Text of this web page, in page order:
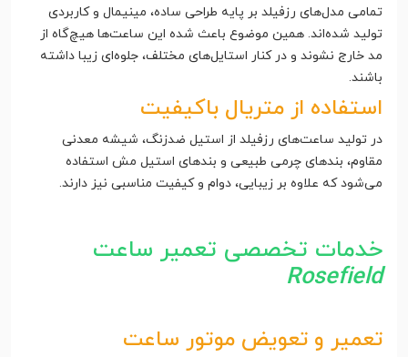
تمامی مدل‌های رزفیلد بر پایه طراحی ساده، مینیمال و کاربردی
تولید شده‌اند. همین موضوع باعث شده این ساعت‌ها هیچ‌گاه از
مد خارج نشوند و در کنار استایل‌های مختلف، جلوه‌ای زیبا داشته
باشند.
استفاده از متریال باکیفیت
در تولید ساعت‌های رزفیلد از استیل ضدزنگ، شیشه معدنی
مقاوم، بندهای چرمی طبیعی و بندهای استیل مش استفاده
می‌شود که علاوه بر زیبایی، دوام و کیفیت مناسبی نیز دارند.
خدمات تخصصی تعمیر ساعت
Rosefield
تعمیر و تعویض موتور ساعت